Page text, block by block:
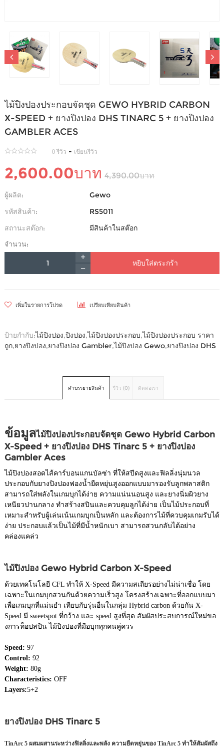
ไม้ปิงปองประกอบจัดชุด GEWO HYBRID CARBON
X-SPEED + ยางปิงปอง DHS TINARC 5 + ยางปิงปอง
GAMBLER ACES
0 รีวิว - เขียนรีวิว
2,600.00บาท 4,390.00บาท
ผู้ผลิต:
Gewo
รหัสสินค้า:
RS5011
สถานะสต๊อก:
มีสินค้าในสต๊อก
จำนวน:
หยิบใส่ตระกร้า
เพิ่มในรายการโปรด เปรียบเทียบสินค้า
ป้ายกำกับ:ไม้ปิงปอง,ปิงปอง,ไม้ปิงปองประกอบ,ไม้ปิงปองประกอบ ราคา
ถูก,ยางปิงปอง,ยางปิงปอง Gambler,ไม้ปิงปอง Gewo,ยางปิงปอง DHS
คำบรรยายสินค้า รีวิว (0) ติดต่อเรา
ข้อมูลไม้ปิงปองประกอบจัดชุด Gewo Hybrid Carbon
X-Speed + ยางปิงปอง DHS Tinarc 5 + ยางปิงปอง
Gambler Aces
ไม้ปิงปองสอดไส้คาร์บอนแกนบัลซ่า ที่ให้สปีดสูงและฟิลลิ่งนุ่มนวล
ประกอบกับยางปิงปองฟองน้ำยืดหยุ่นสูงออกแบบมารองรับลูกพลาสติก
สามารถใส่พลังในเกมบุกได้ง่าย ความแน่นนอนสูง และยางนิ่มผิวยาง
เหนียวปานกลาง ทำสร้างสปินและควบคุมลูกได้ง่าย เป็นไม้ประกอบที่
เหมาะสำหรับผู้เล่นเน้นเกมบุกเป็นหลัก และต้องการไม้ที่ควบคุมเกมรับได้
ง่าย ประกอบแล้วเป็นไม้ที่มีน้ำหนักเบา สามารถสวนกลับได้อย่าง
คล่องแคล่ว
ไม้ปิงปอง Gewo Hybrid Carbon X-Speed
ด้วยเทคโนโลยี CFL ทำให้ X-Speed มีความสเถียรอย่างไม่น่าเชื่อ โดย
เฉพาะในเกมบุกสวนกันด้วยความเร็วสูง โครงสร้างเฉพาะที่ออกแบบมา
เพื่อเกมบุกที่แม่นยำ เทียบกับรุ่นอื่นในกลุ่ม Hybrid carbon ด้วยกัน X-
Speed มี sweetspot ที่กว้าง และ speed สูงที่สุด สัมผัสประสบการณ์ใหม่ขอ
งการท็อปสปิน ไม้ปิงปองที่มือบุกทุกคนคู่ควร
Speed: 97
Control: 92
Weight: 80g
Characteristics: OFF
Layers:5+2
ยางปิงปอง DHS Tinarc 5
TinArc 5 ผสมผสานระหว่างฟิลลิ่งและพลัง ความยืดหยุ่นของ TinArc 5 ทำให้สัมผัสถึง